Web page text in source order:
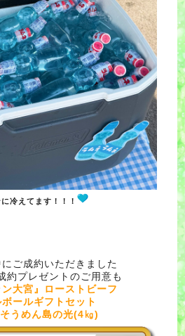
冷えてます！！！
ご成約いただきました
約プレゼントのご用意も
大宮』ローストビーフ
ールギフトセット
うめん島の光(4㎏)